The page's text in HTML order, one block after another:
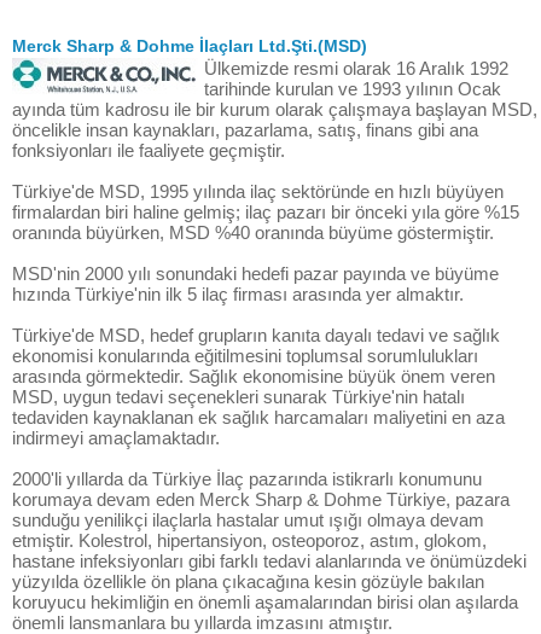
Merck Sharp & Dohme İlaçları Ltd.Şti.(MSD)
Ülkemizde resmi olarak 16 Aralık 1992
tarihinde kurulan ve 1993 yılının Ocak
ayında tüm kadrosu ile bir kurum olarak çalışmaya başlayan MSD,
öncelikle insan kaynakları, pazarlama, satış, finans gibi ana
fonksiyonları ile faaliyete geçmiştir.
Türkiye'de MSD, 1995 yılında ilaç sektöründe en hızlı büyüyen
firmalardan biri haline gelmiş; ilaç pazarı bir önceki yıla göre %15
oranında büyürken, MSD %40 oranında büyüme göstermiştir.
MSD'nin 2000 yılı sonundaki hedefi pazar payında ve büyüme
hızında Türkiye'nin ilk 5 ilaç firması arasında yer almaktır.
Türkiye'de MSD, hedef grupların kanıta dayalı tedavi ve sağlık
ekonomisi konularında eğitilmesini toplumsal sorumlulukları
arasında görmektedir. Sağlık ekonomisine büyük önem veren
MSD, uygun tedavi seçenekleri sunarak Türkiye'nin hatalı
tedaviden kaynaklanan ek sağlık harcamaları maliyetini en aza
indirmeyi amaçlamaktadır.
2000'li yıllarda da Türkiye İlaç pazarında istikrarlı konumunu
korumaya devam eden Merck Sharp & Dohme Türkiye, pazara
sunduğu yenilikçi ilaçlarla hastalar umut ışığı olmaya devam
etmiştir. Kolestrol, hipertansiyon, osteoporoz, astım, glokom,
hastane infeksiyonları gibi farklı tedavi alanlarında ve önümüzdeki
yüzyılda özellikle ön plana çıkacağına kesin gözüyle bakılan
koruyucu hekimliğin en önemli aşamalarından birisi olan aşılarda
önemli lansmanlara bu yıllarda imzasını atmıştır.